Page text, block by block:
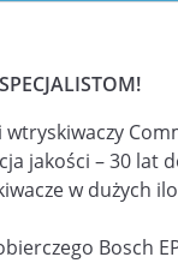
jakości – 30 lat
w dużych
Bosch